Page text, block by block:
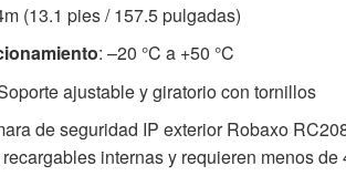
(13.1 pies / 157.5 pulgadas)
: –20 °C a +50 °C
ajustable y giratorio con tornillos
de seguridad IP exterior Robaxo
internas y requieren menos